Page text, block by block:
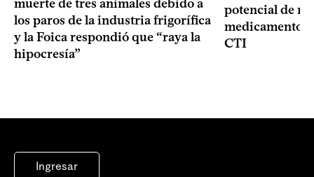
muerte de tres animales debido a
los paros de la industria frigorífica
y la Foica respondió que “raya la
hipocresía”
potencial de
medicamentos
CTI
Ingresar